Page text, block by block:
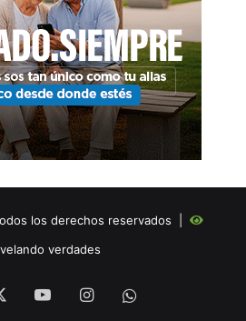
los derechos reservados |
verdades
YouTubeInstagram